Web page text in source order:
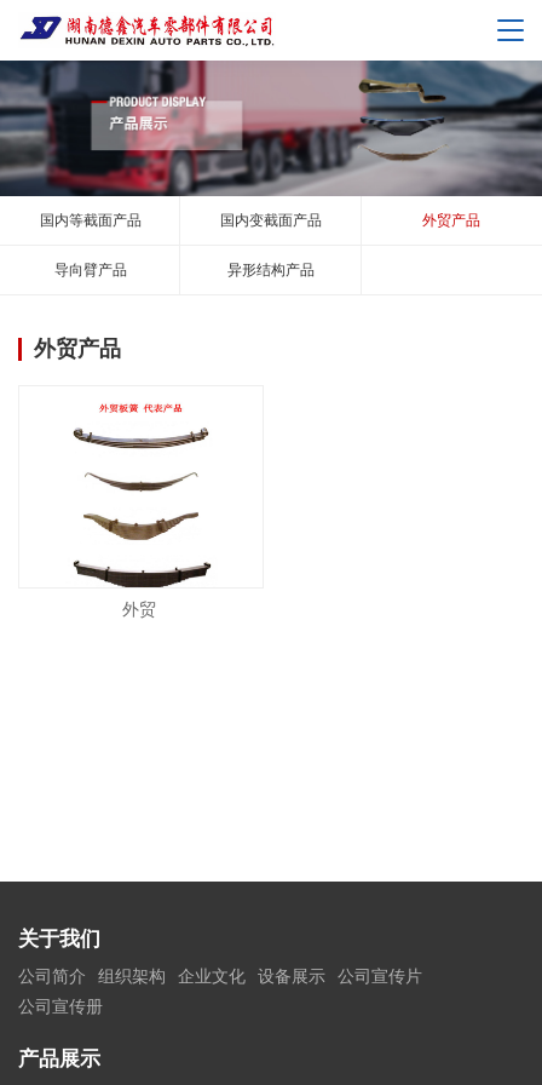
国内等截面产品 国内变截面产品 外贸产品
导向臂产品 异形结构产品
外贸产品
外贸
关于我们
公司简介 组织架构 企业文化 设备展示
公司宣传片
公司宣传册
产品展示